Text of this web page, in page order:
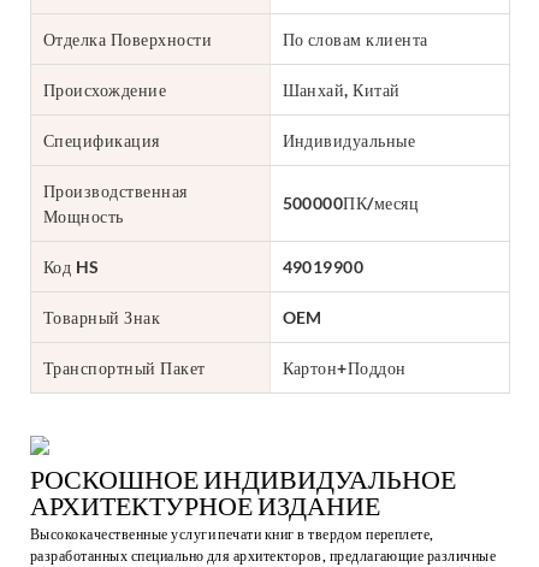
Отделка Поверхности По словам клиента
Происхождение Шанхай, Китай
Спецификация Индивидуальные
Производственная
Мощность
500000ПК/месяц
Код HS 49019900
Товарный Знак OEM
Транспортный Пакет Картон+Поддон
РОСКОШНОЕ ИНДИВИДУАЛЬНОЕ
АРХИТЕКТУРНОЕ ИЗДАНИЕ
Высококачественные услуги печати книг в твердом переплете,
разработанных специально для архитекторов, предлагающие различные